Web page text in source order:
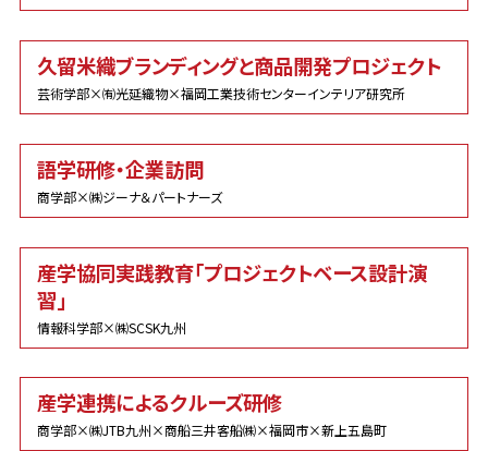
久留米織ブランディングと商品開発プロジェクト
芸術学部×㈲光延織物×福岡工業技術センターインテリア研究所
語学研修・企業訪問
商学部×㈱ジーナ＆パートナーズ
産学協同実践教育「プロジェクトベース設計演
習」
情報科学部×㈱SCSK九州
産学連携によるクルーズ研修
商学部×㈱JTB九州×商船三井客船㈱×福岡市×新上五島町